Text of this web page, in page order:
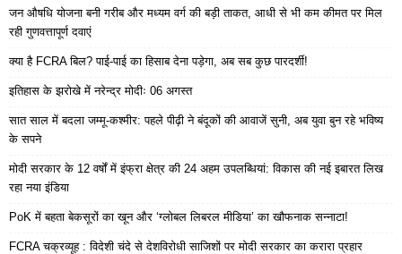
जन औषधि योजना बनी गरीब और मध्यम वर्ग की बड़ी ताकत, आधी से भी कम कीमत पर मिल
रही गुणवत्तापूर्ण दवाएं
क्या है FCRA बिल? पाई-पाई का हिसाब देना पड़ेगा, अब सब कुछ पारदर्शी!
इतिहास के झरोखे में नरेन्द्र मोदीः 06 अगस्त
सात साल में बदला जम्मू-कश्मीर: पहले पीढ़ी ने बंदूकों की आवाजें सुनी, अब युवा बुन रहे भविष्य
के सपने
मोदी सरकार के 12 वर्षों में इंफ्रा क्षेत्र की 24 अहम उपलब्धियां: विकास की नई इबारत लिख
रहा नया इंडिया
PoK में बहता बेकसूरों का खून और ‘ग्लोबल लिबरल मीडिया’ का खौफनाक सन्नाटा!
FCRA चक्रव्यूह : विदेशी चंदे से देशविरोधी साजिशों पर मोदी सरकार का करारा प्रहार